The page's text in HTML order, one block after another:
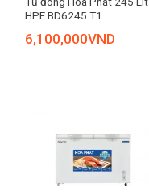
HPF BD6245.T1
6,100,000VND